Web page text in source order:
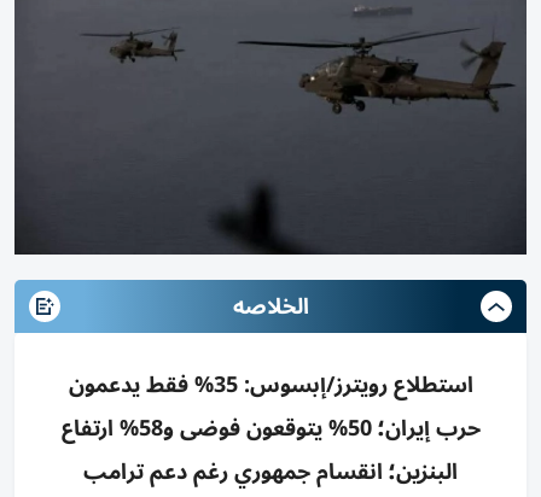
الخلاصه
استطلاع رويترز/إبسوس: 35% فقط يدعمون
حرب إيران؛ 50% يتوقعون فوضى و58% ارتفاع
البنزين؛ انقسام جمهوري رغم دعم ترامب